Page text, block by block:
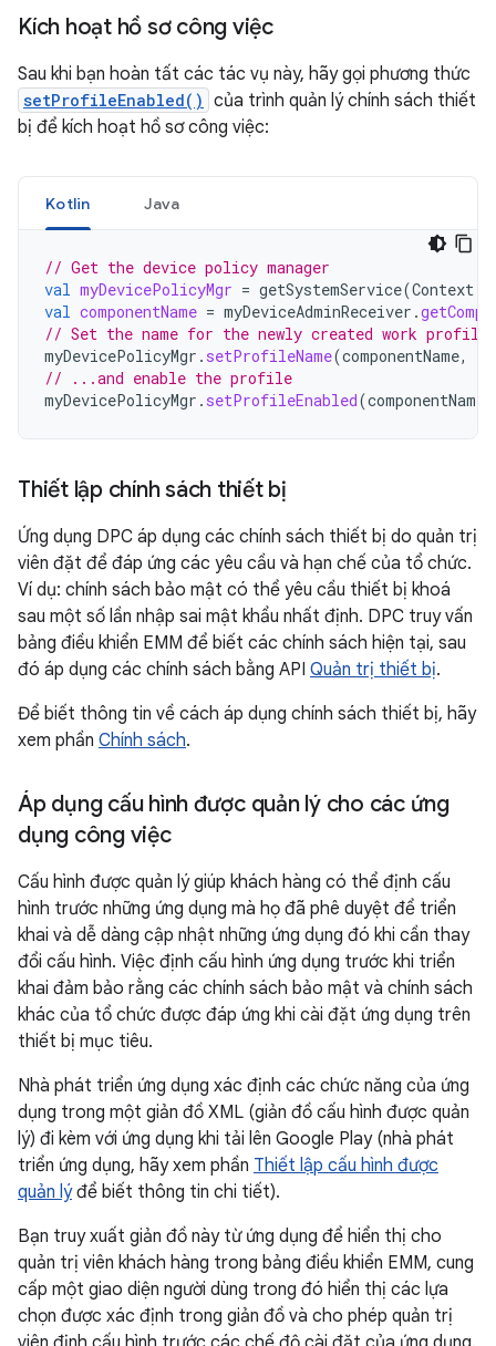
Kích hoạt hồ sơ công việc
Sau khi bạn hoàn tất các tác vụ này, hãy gọi phương thức
setProfileEnabled() của trình quản lý chính sách thiết
bị để kích hoạt hồ sơ công việc:
Kotlin Java
// Get the device policy manager
val myDevicePolicyMgr = getSystemService(Context
val componentName = myDeviceAdminReceiver .
// Set the name for the newly created work profile.
myDevicePolicyMgr . setProfileName(componentName,
// ...and enable the profile
myDevicePolicyMgr . setProfileEnabled(componentName
Thiết lập chính sách thiết bị
Ứng dụng DPC áp dụng các chính sách thiết bị do quản trị
viên đặt để đáp ứng các yêu cầu và hạn chế của tổ chức.
Ví dụ: chính sách bảo mật có thể yêu cầu thiết bị khoá
sau một số lần nhập sai mật khẩu nhất định. DPC truy vấn
bảng điều khiển EMM để biết các chính sách hiện tại, sau
đó áp dụng các chính sách bằng API Quản trị thiết bị.
Để biết thông tin về cách áp dụng chính sách thiết bị, hãy
xem phần Chính sách.
Áp dụng cấu hình được quản lý cho các ứng
dụng công việc
Cấu hình được quản lý giúp khách hàng có thể định cấu
hình trước những ứng dụng mà họ đã phê duyệt để triển
khai và dễ dàng cập nhật những ứng dụng đó khi cần thay
đổi cấu hình. Việc định cấu hình ứng dụng trước khi triển
khai đảm bảo rằng các chính sách bảo mật và chính sách
khác của tổ chức được đáp ứng khi cài đặt ứng dụng trên
thiết bị mục tiêu.
Nhà phát triển ứng dụng xác định các chức năng của ứng
dụng trong một giản đồ XML (giản đồ cấu hình được quản
lý) đi kèm với ứng dụng khi tải lên Google Play (nhà phát
triển ứng dụng, hãy xem phần Thiết lập cấu hình được
quản lýđể biết thông tin chi tiết).
Bạn truy xuất giản đồ này từ ứng dụng để hiển thị cho
quản trị viên khách hàng trong bảng điều khiển EMM, cung
cấp một giao diện người dùng trong đó hiển thị các lựa
chọn được xác định trong giản đồ và cho phép quản trị